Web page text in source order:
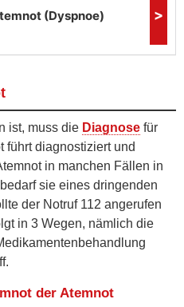
ist, muss die Diagnose für
führt diagnostiziert und
in manchen Fällen in
sie eines dringenden
der Notruf 112 angerufen
in 3 Wegen, nämlich die
der Atemnot